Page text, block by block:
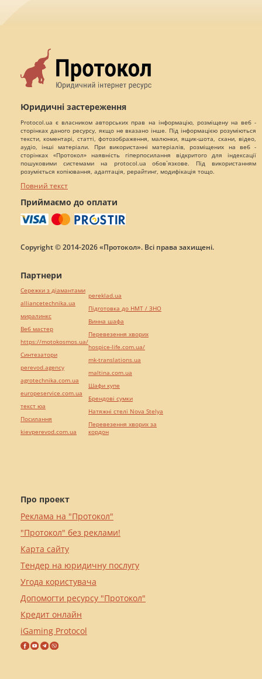
Юридичні застереження
Protocol.ua є власником авторських прав на інформацію, розміщену на веб -
сторінках даного ресурсу, якщо не вказано інше. Під інформацією розуміються
тексти, коментарі, статті, фотозображення, малюнки, ящик-шота, скани, відео,
аудіо, інші матеріали. При використанні матеріалів, розміщених на веб -
сторінках «Протокол» наявність гіперпосилання відкритого для індексації
пошуковими системами на protocol.ua обов`язкове. Під використанням
розуміється копіювання, адаптація, рерайтинг, модифікація тощо.
Повний текст
Приймаємо до оплати
Copyright © 2014-2026 «Протокол». Всі права захищені.
Про проект
Реклама на "Протокол"
"Протокол" без реклами!
Карта сайту
Тендер на юридичну послугу
Угода користувача
Допомогти ресурсу "Протокол"
Кредит онлайн
iGaming Protocol
Партнери
Сережки з діамантами
alliancetechnika.ua
миралинкс
Веб мастер
https://motokosmos.ua/
Синтезатори
perevod.agency
agrotechnika.com.ua
europeservice.com.ua
текст юа
Посилання
kievperevod.com.ua
pereklad.ua
Підготовка до НМТ / ЗНО
Винна шафа
Перевезення хворих
hospice-life.com.ua/
mk-translations.ua
maltina.com.ua
Шафи купе
Брендові сумки
Натяжні стелі Nova Stelya
Перевезення хворих за
кордон